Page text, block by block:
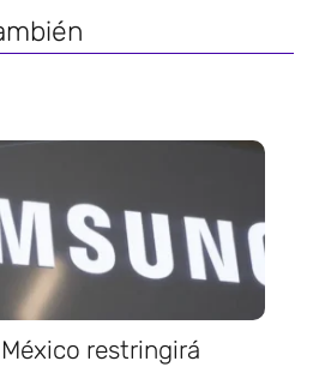
restringirá